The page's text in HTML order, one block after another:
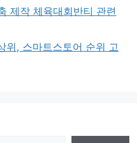
제작 체육대회반티 관련
위, 스마트스토어 순위 고